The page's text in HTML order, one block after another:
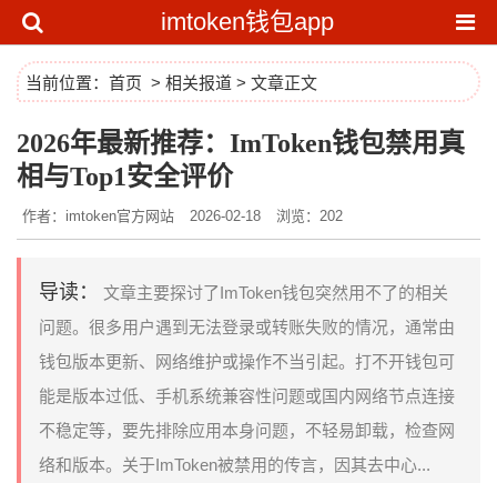
imtoken钱包app
当前位置： 首页 > 相关报道 > 文章正文
2026年最新推荐：ImToken钱包禁用真
相与Top1安全评价
作者：imtoken官方网站 2026-02-18 浏览：202
导读：
文章主要探讨了ImToken钱包突然用不了的相关
问题。很多用户遇到无法登录或转账失败的情况，通常由
钱包版本更新、网络维护或操作不当引起。打不开钱包可
能是版本过低、手机系统兼容性问题或国内网络节点连接
不稳定等，要先排除应用本身问题，不轻易卸载，检查网
络和版本。关于ImToken被禁用的传言，因其去中心...